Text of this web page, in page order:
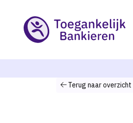
Terug naar overzicht